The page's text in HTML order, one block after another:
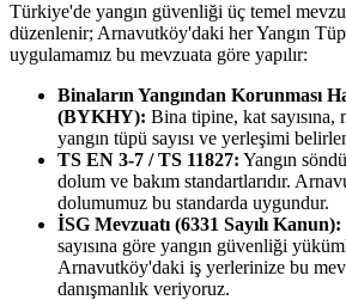
Türkiye'de yangın güvenliği üç temel
düzenlenir; Arnavutköy'daki her Yangın
uygulamamız bu mevzuata göre yapılır:
Binaların Yangından Korunması
(BYKHY): Bina tipine, kat
yangın tüpü sayısı ve yerleşimi
TS EN 3-7 / TS 11827: Yangın
dolum ve bakım standartlarıdır.
dolumumuz bu standarda uygundur.
İSG Mevzuatı (6331 Sayılı Kanun):
sayısına göre yangın güvenliği
Arnavutköy'daki iş yerlerinize bu
danışmanlık veriyoruz.